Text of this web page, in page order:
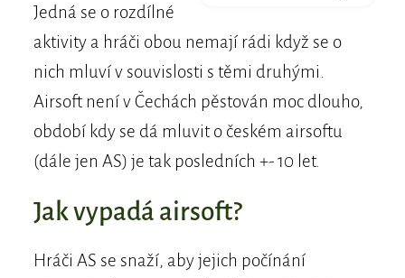
Jedná se o rozdílné
aktivity a hráči obou nemají rádi když se o
nich mluví v souvislosti s těmi druhými.
Airsoft není v Čechách pěstován moc dlouho,
období kdy se dá mluvit o českém airsoftu
(dále jen AS) je tak posledních +- 10 let.
Jak vypadá airsoft?
Hráči AS se snaží, aby jejich počínání